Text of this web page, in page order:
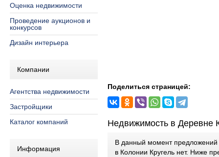
Оценка недвижимости
Проведение аукционов и
конкурсов
Дизайн интерьера
Компании
Агентства недвижимости
Застройщики
Каталог компаний
Информация
Поделиться страницей:
Недвижимость в Деревне
В данный момент предложений
в Колонии Кругель нет. Ниже